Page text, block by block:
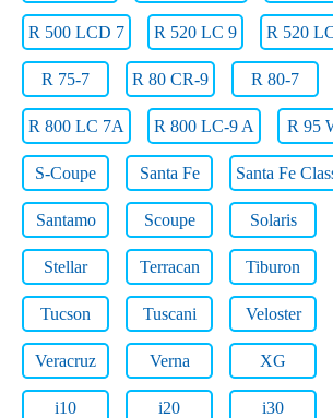
R 500 LCD 7 R 520 LC 9 R 520
R 75-7 R 80 CR-9 R 80-7
R 800 LC 7A R 800 LC-9 A R 95
S-Coupe Santa Fe Santa Fe
Santamo Scoupe Solaris
Stellar Terracan Tiburon
Tucson Tuscani Veloster
Veracruz Verna XG
i10 i20 i30